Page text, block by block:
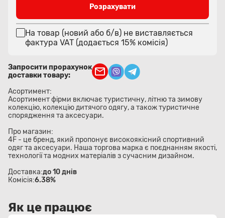
Розрахувати
На товар (новий або б/в) не виставляється
фактура VAT (додається 15% комісія)
Запросити прорахунок
доставки товару:
Асортимент:
Асортимент фірми включає туристичну, літню та зимову
колекцію, колекцію дитячого одягу, а також туристичне
спорядження та аксесуари.
Про магазин:
4F - це бренд, який пропонує високоякісний спортивний
одяг та аксесуари. Наша торгова марка є поєднанням якості,
технології та модних матеріалів з сучасним дизайном.
Доставка:до 10 днів
Комісія:6.38%
Як це працює